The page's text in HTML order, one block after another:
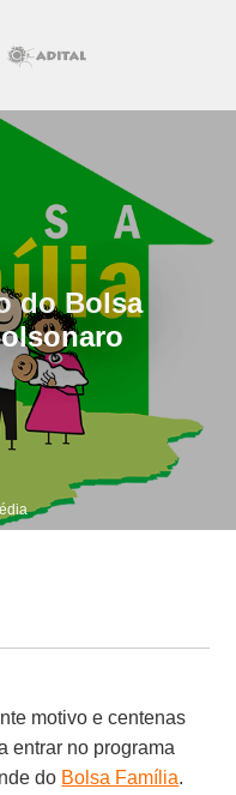
do Bolsa
motivo e centenas
entrar no programa
do Bolsa Família.